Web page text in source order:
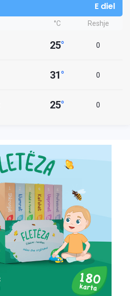
E diel
°C Reshje
25° 0
31° 0
25° 0